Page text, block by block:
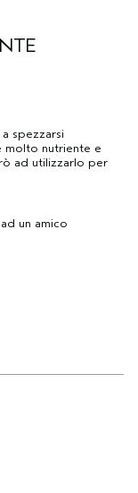
spezzarsi
molto nutriente e
ad utilizzarlo per
un amico